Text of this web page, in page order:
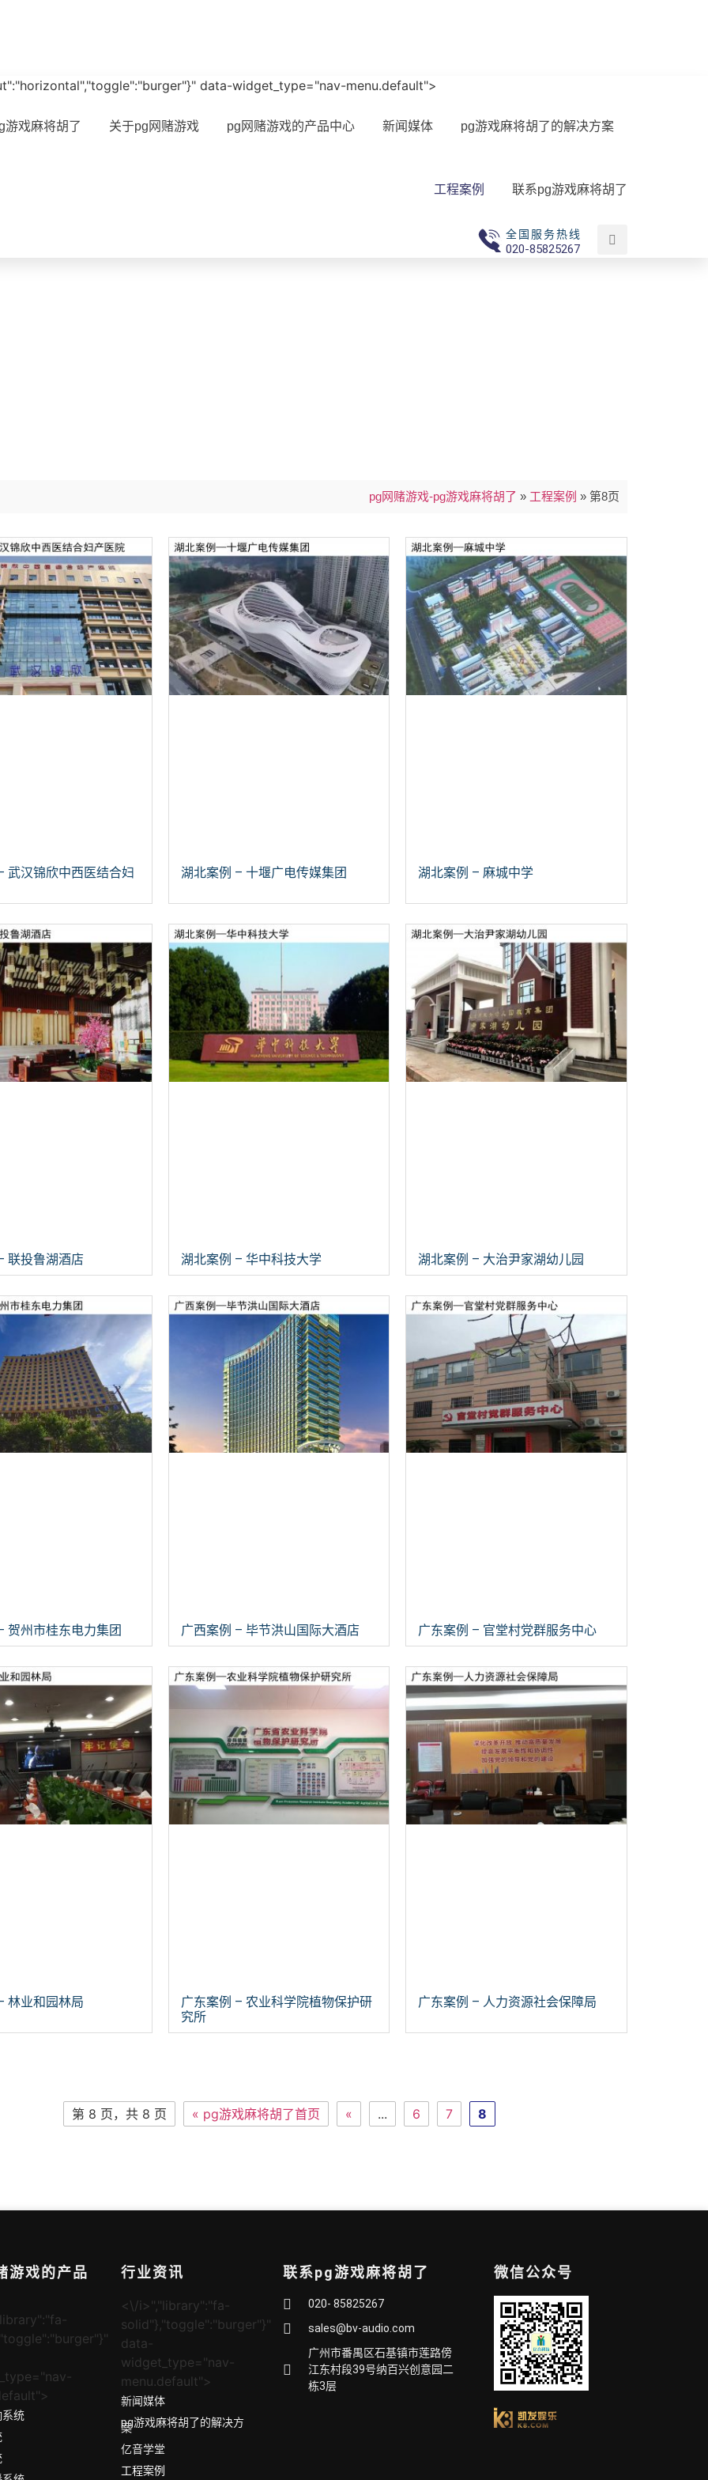
data-widget_type="nav-menu.default">
游戏麻将胡了 关于pg网赌游戏 pg网赌游戏的产品中心 新闻媒体 pg游戏麻将胡了的解决方案
工程案例 联系pg游戏麻将胡了
全国服务热线
020-85825267
pg网赌游戏-pg游戏麻将胡了 » 工程案例 » 第8页
武汉锦欣中西医结合妇 湖北案例 – 十堰广电传媒集团 湖北案例 – 麻城中学
联投鲁湖酒店 湖北案例 – 华中科技大学 湖北案例 – 大治尹家湖幼儿园
贺州市桂东电力集团 广西案例 – 毕节洪山国际大酒店 广东案例 – 官堂村党群服务中心
林业和园林局
广东案例 – 农业科学院植物保护研
究所
广东案例 – 人力资源社会保障局
第 8 页，共 8 页 « pg游戏麻将胡了首页 « ... 6 7 8
游戏的产品
系统
行业资讯
<\/i>","library":"fa-
solid"},"toggle":"burger"}"
data-
widget_type="nav-
menu.default">
新闻媒体
pg游戏麻将胡了的解决方
案
亿音学堂
工程案例
联系pg游戏麻将胡了
020- 85825267
sales@bv-audio.com
广州市番禺区石基镇市莲路傍
江东村段39号纳百兴创意园二
栋3层
微信公众号